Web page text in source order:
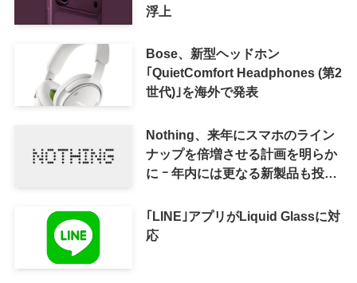
浮上
Bose、新型ヘッドホン
｢QuietComfort Headphones (第2
世代)｣を海外で発表
Nothing、来年にスマホのライン
ナップを倍増させる計画を明らか
に ｰ 年内には更なる新製品も投入
｢LINE｣アプリがLiquid Glassに対
応